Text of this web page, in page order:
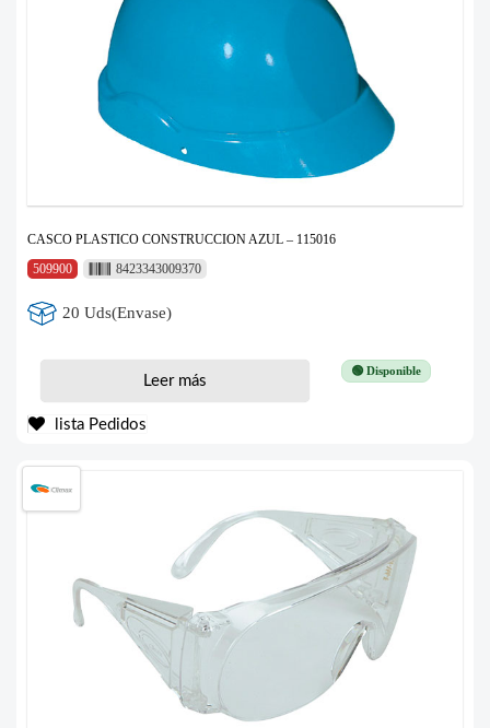
CASCO PLASTICO CONSTRUCCION AZUL – 115016
509900
8423343009370
20 Uds(Envase)
🟢 Disponible
Leer más
lista Pedidos